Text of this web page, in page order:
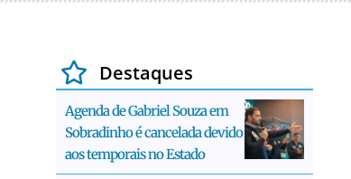
Destaques
Agenda de Gabriel Souza em
Sobradinho é cancelada devido
aos temporais no Estado